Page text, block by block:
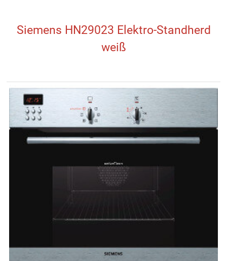
Siemens HN29023 Elektro-Standherd
weiß